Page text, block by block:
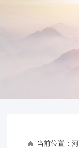
当前位置：